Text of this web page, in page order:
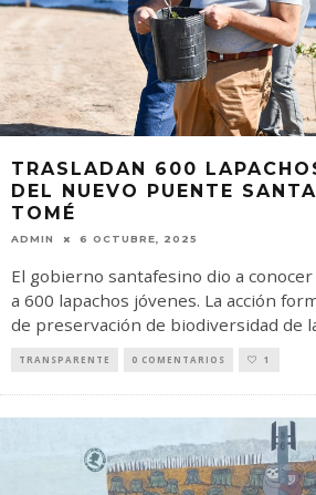
TRASLADAN 600
DEL NUEVO PUENTE
TOMÉ
ADMIN 6 OCTUBRE, 2025
El gobierno santafesino dio a
a 600 lapachos jóvenes. La acción
de preservación de biodiversidad de
TRANSPARENTE 0 COMENTARIOS 1